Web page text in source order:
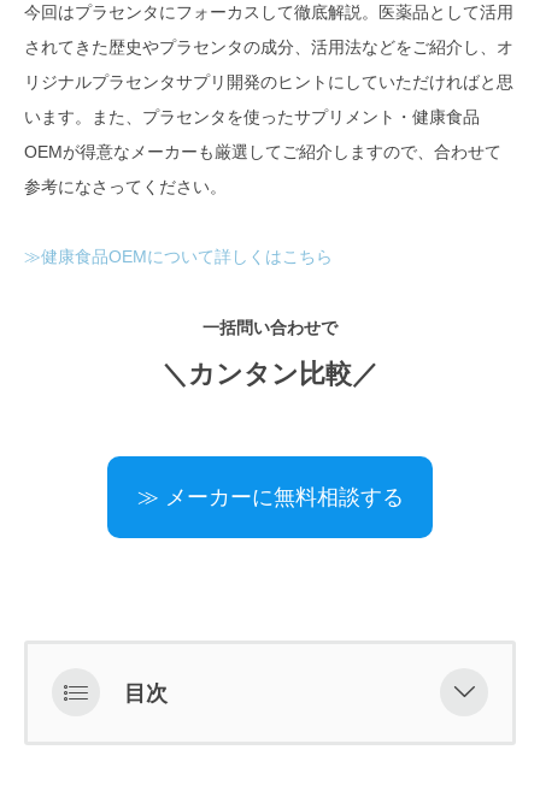
今回はプラセンタにフォーカスして徹底解説。医薬品として活用
されてきた歴史やプラセンタの成分、活用法などをご紹介し、オ
リジナルプラセンタサプリ開発のヒントにしていただければと思
います。また、プラセンタを使ったサプリメント・健康食品
OEMが得意なメーカーも厳選してご紹介しますので、合わせて
参考になさってください。
≫健康食品OEMについて詳しくはこちら
一括問い合わせで
＼カンタン比較／
≫ メーカーに無料相談する
目次
プラセンタとは哺乳類が胎児を育て